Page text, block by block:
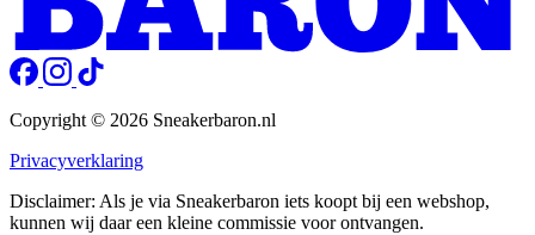
Copyright © 2026 Sneakerbaron.nl
Privacyverklaring
Disclaimer: Als je via Sneakerbaron iets koopt bij een webshop,
kunnen wij daar een kleine commissie voor ontvangen.